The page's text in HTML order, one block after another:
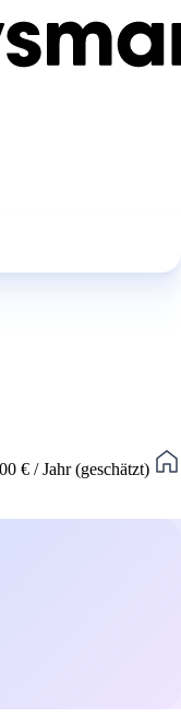
€ / Jahr (geschätzt)